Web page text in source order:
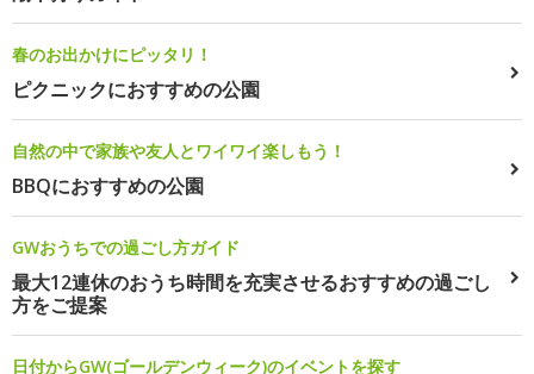
春のお出かけにピッタリ！
ピクニックにおすすめの公園
自然の中で家族や友人とワイワイ楽しもう！
BBQにおすすめの公園
GWおうちでの過ごし方ガイド
最大12連休のおうち時間を充実させるおすすめの過ごし
方をご提案
日付からGW(ゴールデンウィーク)のイベントを探す